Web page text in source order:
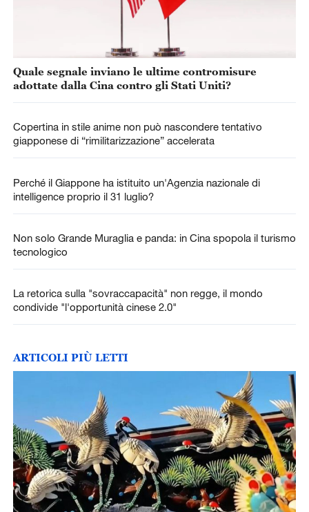
Quale segnale inviano le ultime contromisure
adottate dalla Cina contro gli Stati Uniti?
Copertina in stile anime non può nascondere tentativo
giapponese di “rimilitarizzazione” accelerata
Perché il Giappone ha istituito un'Agenzia nazionale di
intelligence proprio il 31 luglio?
Non solo Grande Muraglia e panda: in Cina spopola il turismo
tecnologico
La retorica sulla "sovraccapacità" non regge, il mondo
condivide "l'opportunità cinese 2.0"
ARTICOLI PIÙ LETTI